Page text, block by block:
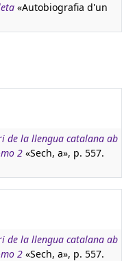
«Autobiografia d'un
de la llengua catalana ab
2 «Sech, a», p. 557.
de la llengua catalana ab
2 «Sech, a», p. 557.